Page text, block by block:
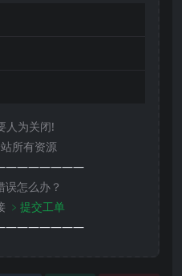
人为关闭!
所有资源
怎么办？
﹥提交工单